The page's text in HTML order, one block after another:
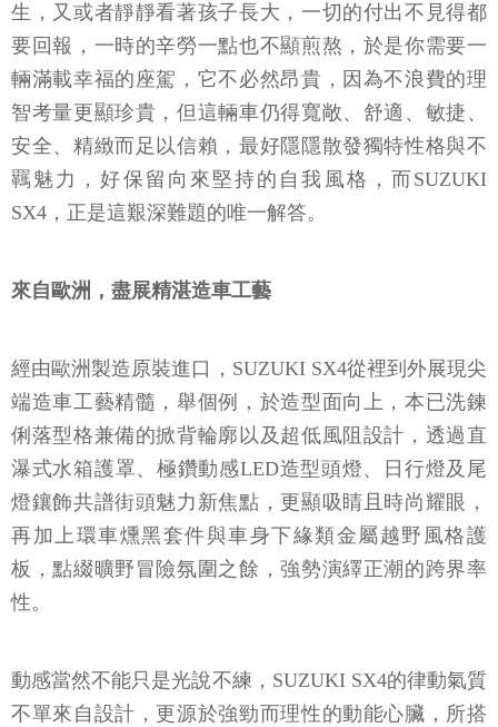
生，又或者靜靜看著孩子長大，一切的付出不見得都
要回報，一時的辛勞一點也不顯煎熬，於是你需要一
輛滿載幸福的座駕，它不必然昂貴，因為不浪費的理
智考量更顯珍貴，但這輛車仍得寬敞、舒適、敏捷、
安全、精緻而足以信賴，最好隱隱散發獨特性格與不
羈魅力，好保留向來堅持的自我風格，而SUZUKI
SX4，正是這艱深難題的唯一解答。
來自歐洲，盡展精湛造車工藝
經由歐洲製造原裝進口，SUZUKI SX4從裡到外展現尖
端造車工藝精髓，舉個例，於造型面向上，本已洗鍊
俐落型格兼備的掀背輪廓以及超低風阻設計，透過直
瀑式水箱護罩、極鑽動感LED造型頭燈、日行燈及尾
燈鑲飾共譜街頭魅力新焦點，更顯吸睛且時尚耀眼，
再加上環車燻黑套件與車身下緣類金屬越野風格護
板，點綴曠野冒險氛圍之餘，強勢演繹正潮的跨界率
性。
動感當然不能只是光說不練，SUZUKI SX4的律動氣質
不單來自設計，更源於強勁而理性的動能心臟，所搭